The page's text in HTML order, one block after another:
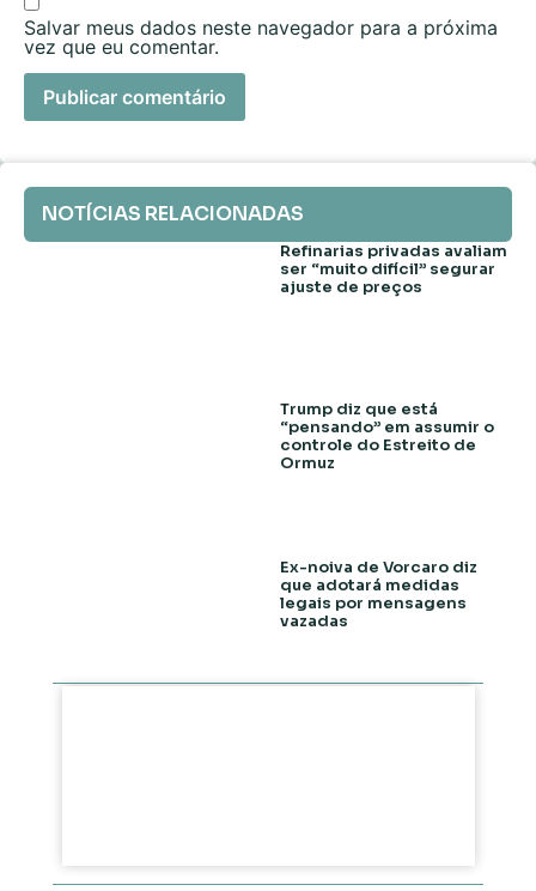
Salvar meus dados neste navegador para a próxima
vez que eu comentar.
NOTÍCIAS RELACIONADAS
Refinarias privadas avaliam
ser “muito difícil” segurar
ajuste de preços
Trump diz que está
“pensando” em assumir o
controle do Estreito de
Ormuz
Ex-noiva de Vorcaro diz
que adotará medidas
legais por mensagens
vazadas